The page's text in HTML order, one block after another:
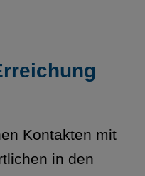
Kontakten mit
in den